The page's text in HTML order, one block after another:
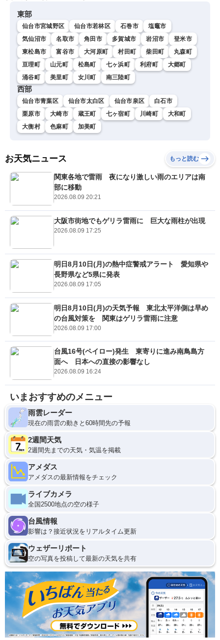
東部
仙台市宮城野区 仙台市若林区 石巻市
塩竈市
気仙沼市
名取市 角田市 多賀城市 岩沼市
登米市
東松島市
富谷市 大河原町 村田町 柴田町
丸森町
亘理町
山元町 松島町 七ヶ浜町 利府町
大郷町
涌谷町
美里町 女川町 南三陸町
西部
仙台市青葉区 仙台市太白区 仙台市泉区
白石市
栗原市
大崎市 蔵王町 七ヶ宿町 川崎町
大和町
大衡村
色麻町 加美町
お天気ニュース もっと読む
関東各地で雷雨 夜になり激しい雨のエリアは南
部に移動
2026.08.09 20:21
大阪市街地でもゲリラ雷雨に 巨大な雨柱が出現
2026.08.09 17:25
明日8月10日(月)の熱中症警戒アラート 愛知県や
長野県など5県に発表
2026.08.09 17:05
明日8月10日(月)の天気予報 東北太平洋側は早め
の台風対策を 関東はゲリラ雷雨に注意
2026.08.09 17:00
台風16号(ペイロー)発生 東寄りに進み南鳥島方
面へ 日本への直接の影響なし
2026.08.09 16:24
いまおすすめのメニュー
雨雲レーダー
現在の雨雲の動きと60時間先の予報
2週間天気
2週間先までの天気・気温を掲載
アメダス
アメダスの最新情報をチェック
ライブカメラ
全国2500地点の空の様子
台風情報
影響は？接近状況をリアルタイム更新
ウェザーリポート
空の写真を投稿して最新の天気を共有